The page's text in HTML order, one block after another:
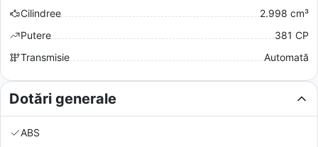
Cilindree
2.998 cm³
Putere
381 CP
Transmisie
Automată
Dotări generale
ABS